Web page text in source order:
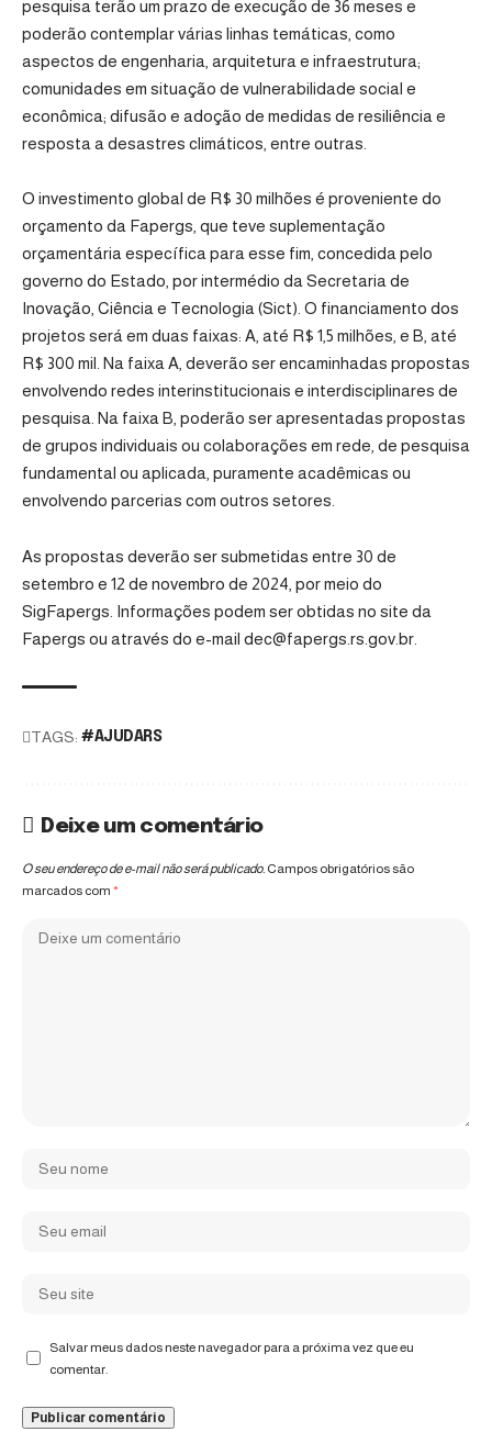
pesquisa terão um prazo de execução de 36 meses e
poderão contemplar várias linhas temáticas, como
aspectos de engenharia, arquitetura e infraestrutura;
comunidades em situação de vulnerabilidade social e
econômica; difusão e adoção de medidas de resiliência e
resposta a desastres climáticos, entre outras.
O investimento global de R$ 30 milhões é proveniente do
orçamento da Fapergs, que teve suplementação
orçamentária específica para esse fim, concedida pelo
governo do Estado, por intermédio da Secretaria de
Inovação, Ciência e Tecnologia (Sict). O financiamento dos
projetos será em duas faixas: A, até R$ 1,5 milhões, e B, até
R$ 300 mil. Na faixa A, deverão ser encaminhadas propostas
envolvendo redes interinstitucionais e interdisciplinares de
pesquisa. Na faixa B, poderão ser apresentadas propostas
de grupos individuais ou colaborações em rede, de pesquisa
fundamental ou aplicada, puramente acadêmicas ou
envolvendo parcerias com outros setores.
As propostas deverão ser submetidas entre 30 de
setembro e 12 de novembro de 2024, por meio do
SigFapergs . Informações podem ser obtidas no site da
Fapergs ou através do e-mail dec@fapergs.rs.gov.br.
TAGS: #AJUDARS
Deixe um comentário
O seu endereço de e-mail não será publicado. Campos obrigatórios são
marcados com *
Salvar meus dados neste navegador para a próxima vez que eu
comentar.